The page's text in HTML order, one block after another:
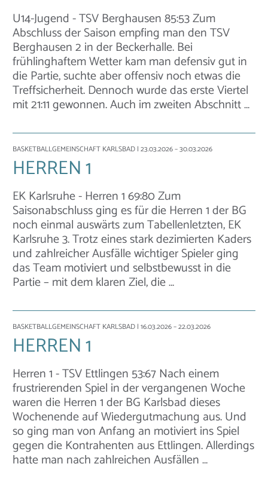
U14-Jugend - TSV Berghausen 85:53 Zum
Abschluss der Saison empfing man den TSV
Berghausen 2 in der Beckerhalle. Bei
frühlinghaftem Wetter kam man defensiv gut in
die Partie, suchte aber offensiv noch etwas die
Treffsicherheit. Dennoch wurde das erste Viertel
mit 21:11 gewonnen. Auch im zweiten Abschnitt …
BASKETBALLGEMEINSCHAFT KARLSBAD | 23.03.2026 – 30.03.2026
HERREN 1
EK Karlsruhe - Herren 1 69:80 Zum
Saisonabschluss ging es für die Herren 1 der BG
noch einmal auswärts zum Tabellenletzten, EK
Karlsruhe 3. Trotz eines stark dezimierten Kaders
und zahlreicher Ausfälle wichtiger Spieler ging
das Team motiviert und selbstbewusst in die
Partie – mit dem klaren Ziel, die …
BASKETBALLGEMEINSCHAFT KARLSBAD | 16.03.2026 – 22.03.2026
HERREN 1
Herren 1 - TSV Ettlingen 53:67 Nach einem
frustrierenden Spiel in der vergangenen Woche
waren die Herren 1 der BG Karlsbad dieses
Wochenende auf Wiedergutmachung aus. Und
so ging man von Anfang an motiviert ins Spiel
gegen die Kontrahenten aus Ettlingen. Allerdings
hatte man nach zahlreichen Ausfällen …